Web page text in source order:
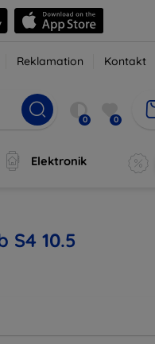
Reklamation Kontakt
0 0
Elektronik
S4 10.5